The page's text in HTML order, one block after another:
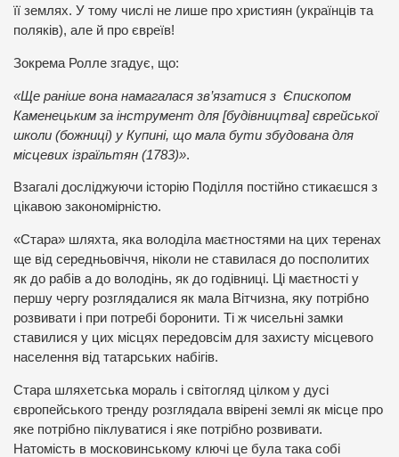
її землях. У тому числі не лише про християн (українців та
поляків), але й про євреїв!
Зокрема Ролле згадує, що:
«Ще раніше вона намагалася зв’язатися з Єпископом
Каменецьким за інструмент для [будівництва] єврейської
школи (божниці) у Купині, що мала бути збудована для
місцевих ізраїльтян (1783)».
Взагалі досліджуючи історію Поділля постійно стикаєшся з
цікавою закономірністю.
«Стара» шляхта, яка володіла маєтностями на цих теренах
ще від середньовіччя, ніколи не ставилася до посполитих
як до рабів а до володінь, як до годівниці. Ці маєтності у
першу чергу розглядалися як мала Вітчизна, яку потрібно
розвивати і при потребі боронити. Ті ж чисельні замки
ставилися у цих місцях передовсім для захисту місцевого
населення від татарських набігів.
Стара шляхетська мораль і світогляд цілком у дусі
європейського тренду розглядала ввірені землі як місце про
яке потрібно піклуватися і яке потрібно розвивати.
Натомість в московинському ключі це була така собі